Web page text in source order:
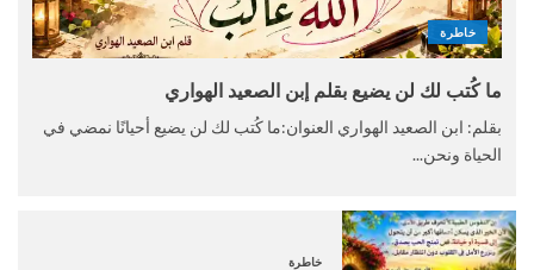
خاطرة
ما كُتب لك لن يضيع بقلم إبن الصعيد الهواري
بقلم: ابن الصعيد الهواري العنوان:ما كُتب لك لن يضيع أحيانًا نمضي في
الحياة ونحن...
خاطرة